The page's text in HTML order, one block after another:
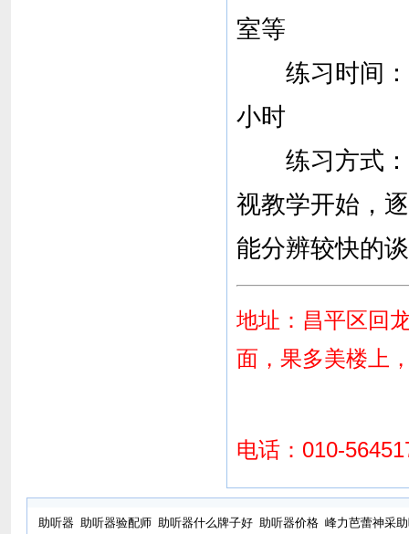
室等
练习时间：
小时
练习方式：
视教学开始，
能分辨较快的
地址：昌平区回
面，果多美楼上
电话：010-
助听器 助听器验配师 助听器什么牌子好 助听器价格 峰力芭蕾神采